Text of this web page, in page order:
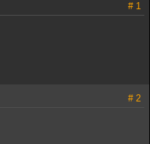
# 1
# 2